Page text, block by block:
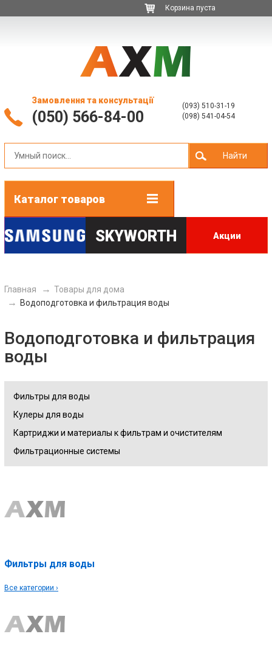
Корзина пуста
Замовлення та консультації
(050) 566-84-00
(093) 510-31-19
(098) 541-04-54
Найти
Каталог товаров
SKYWORTH Акции
Главная
Товары для дома
Водоподготовка и фильтрация воды
Водоподготовка и фильтрация
воды
Фильтры для воды
Кулеры для воды
Картриджи и материалы к фильтрам и очистителям
Фильтрационные системы
Фильтры для воды
Все категории ›